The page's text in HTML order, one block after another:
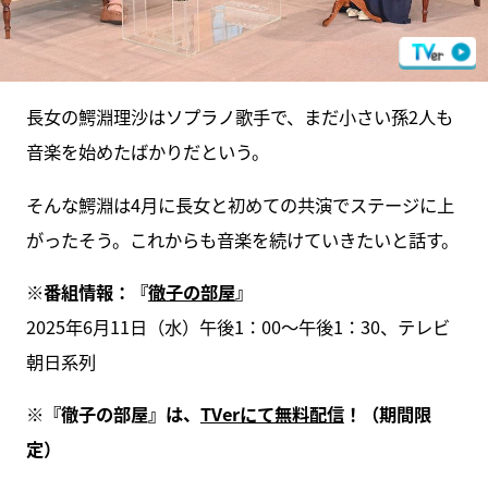
長女の鰐淵理沙はソプラノ歌手で、まだ小さい孫2人も
音楽を始めたばかりだという。
そんな鰐淵は4月に長女と初めての共演でステージに上
がったそう。これからも音楽を続けていきたいと話す。
※番組情報：『徹子の部屋』
2025年6月11日（水）午後1：00～午後1：30、テレビ
朝日系列
※『徹子の部屋』は、 TVerにて無料配信！（期間限
定）